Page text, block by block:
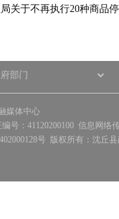
关于不再执行20种商品
媒体中心
号：41120200100 信息网络
号 版权所有：沈丘